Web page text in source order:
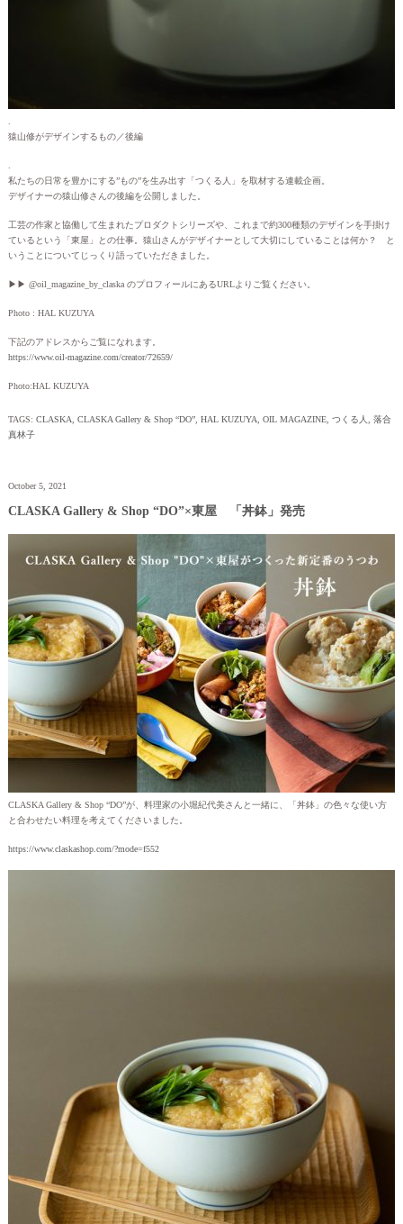
猿山修がデザインするもの／後編
私たちの日常を豊かにする”もの”を生み出す「つくる人」を取材する連載企画。
デザイナーの猿山修さんの後編を公開しました。
工芸の作家と協働して生まれたプロダクトシリーズや、これまで約300種類のデザインを手掛け
ているという「東屋」との仕事。猿山さんがデザイナーとして大切にしていることは何か？ と
いうことについてじっくり語っていただきました。
▶︎▶︎ @oil_magazine_by_claska のプロフィールにあるURLよりご覧ください。
Photo : HAL KUZUYA
下記のアドレスからご覧になれます。
https://www.oil-magazine.com/creator/72659/
Photo:HAL KUZUYA
TAGS: CLASKA CLASKA Gallery & Shop “DO” HAL KUZUYA OIL MAGAZINE つくる人
落合
真林子
October 5, 2021
CLASKA Gallery & Shop “DO”×東屋 「丼鉢」発売
CLASKA Gallery & Shop “DO”が、料理家の小堀紀代美さんと一緒に、「丼鉢」の色々な使い方
と合わせたい料理を考えてくださいました。
https://www.claskashop.com/?mode=f552